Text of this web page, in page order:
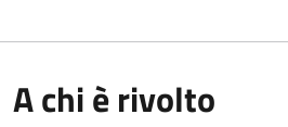
A chi è rivolto